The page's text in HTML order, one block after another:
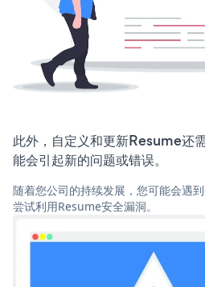
此外，自定义和更新Resume还
能会引起新的问题或错误。
随着您公司的持续发展，您可能会遇
尝试利用Resume安全漏洞。